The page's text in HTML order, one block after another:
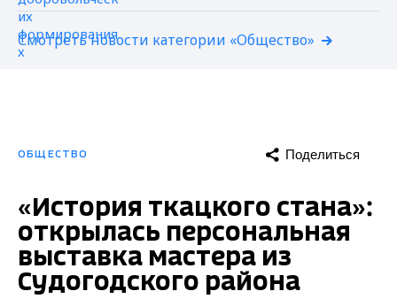
Смотреть новости категории «Общество»
ОБЩЕСТВО Поделиться
«История ткацкого стана»:
открылась персональная
выставка мастера из
Судогодского района